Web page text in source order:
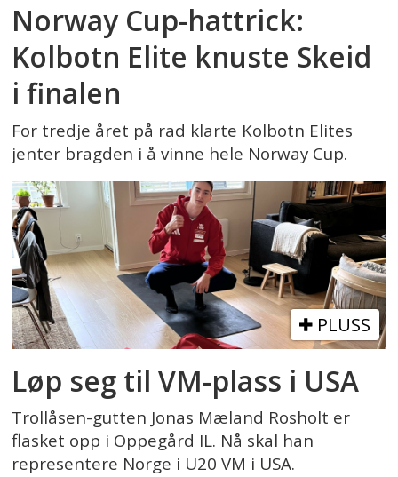
Norway Cup-hattrick:
Kolbotn Elite knuste Skeid
i finalen
For tredje året på rad klarte Kolbotn Elites
jenter bragden i å vinne hele Norway Cup.
PLUSS
Løp seg til VM-plass i USA
Trollåsen-gutten Jonas Mæland Rosholt er
flasket opp i Oppegård IL. Nå skal han
representere Norge i U20 VM i USA.